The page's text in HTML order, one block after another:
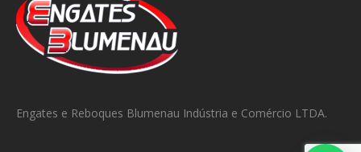
Engates e Reboques Blumenau Indústria e Comércio LTDA.